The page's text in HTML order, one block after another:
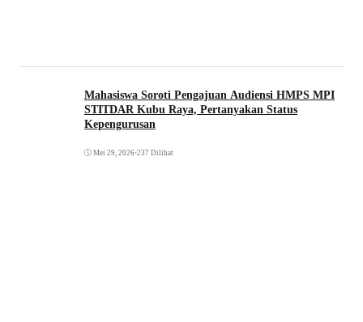
Mahasiswa Soroti Pengajuan Audiensi HMPS MPI
STITDAR Kubu Raya, Pertanyakan Status
Kepengurusan
Mei 29, 2026•237 Dilihat